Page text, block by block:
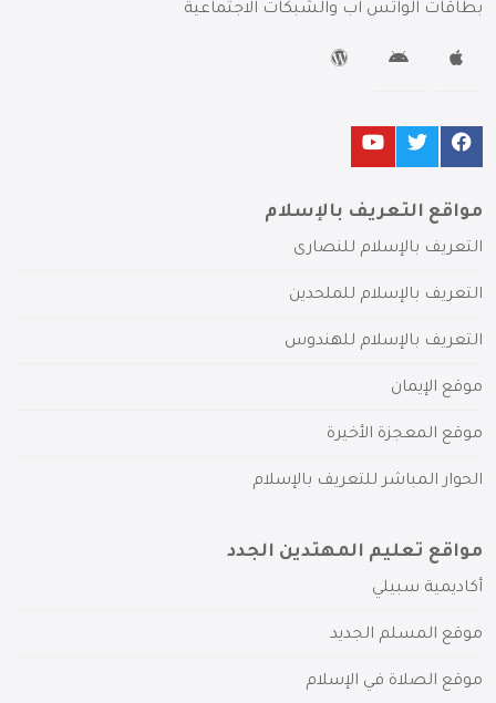
بطاقات الواتس آب والشبكات الاجتماعية
مواقع التعريف بالإسلام
التعريف بالإسلام للنصارى
التعريف بالإسلام للملحدين
التعريف بالإسلام للهندوس
موقع الإيمان
موقع المعجزة الأخيرة
الحوار المباشر للتعريف بالإسلام
مواقع تعليم المهتدين الجدد
أكاديمية سبيلي
موقع المسلم الجديد
موقع الصلاة في الإسلام